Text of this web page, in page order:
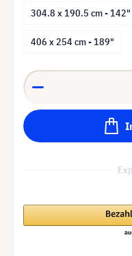
304.8 x 190.5 cm - 142"
406 x 254 cm - 189"